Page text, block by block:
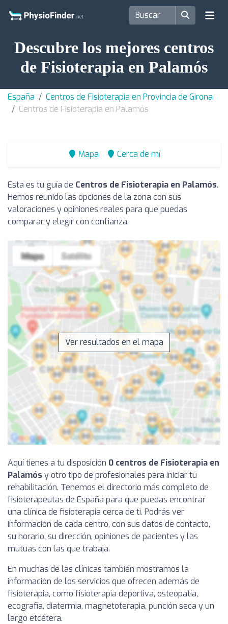
Descubre los mejores centros
de Fisioterapia en Palamós
España
Centros de Fisioterapia en Provincia de Girona
Centros de Fisioterapia en Palamós
Mapa Cerca de mí
Esta es tu guía de Centros de Fisioterapia en Palamós.
Hemos reunido las opciones de la zona con sus
valoraciones y opiniones reales para que puedas
comparar y elegir con confianza.
Ver resultados en el mapa
Aquí tienes a tu disposición 0 centros de Fisioterapia en
Palamós y otro tipo de profesionales para iniciar tu
rehabilitación. Tenemos el directorio más completo de
fisioterapeutas de España para que puedas encontrar
una clínica de fisioterapia cerca de ti. Podrás ver
información de cada centro, con sus datos de contacto,
su horario, su dirección, opiniones de pacientes y las
mutuas con las que trabaja.
En muchas de las clínicas también mostramos la
información de los servicios que ofrecen además de
fisioterapia, como fisioterapia deportiva, osteopatía,
ecografía, diatermia, magnetoterapia, punción seca y un
largo etcétera.